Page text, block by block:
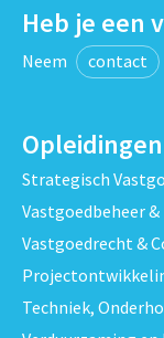
Heb je een
Neem contact
Strategisch
Vastgoedbeheer
Vastgoedrecht &
Techniek,